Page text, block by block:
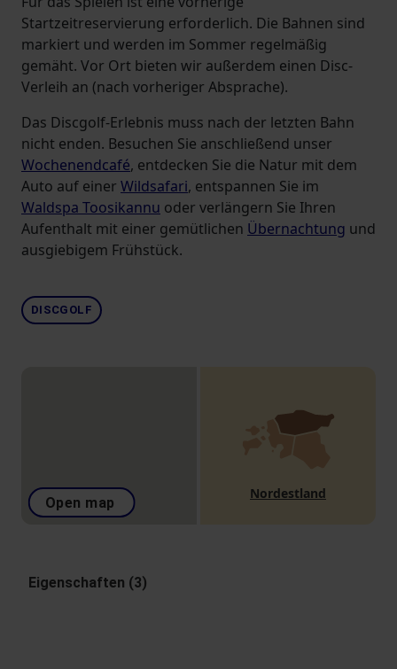
Startzeitreservierung erforderlich. Die Bahnen sind
markiert und werden im Sommer regelmäßig
gemäht. Vor Ort bieten wir außerdem einen Disc-
Verleih an (nach vorheriger Absprache).
Das Discgolf-Erlebnis muss nach der letzten Bahn
nicht enden. Besuchen Sie anschließend unser
Wochenendcafé, entdecken Sie die Natur mit dem
Auto auf einer Wildsafari, entspannen Sie im
Waldspa Toosikannu oder verlängern Sie Ihren
Aufenthalt mit einer gemütlichen Übernachtung und
ausgiebigem Frühstück.
DISCGOLF
Open map
Nordestland
Eigenschaften (3)